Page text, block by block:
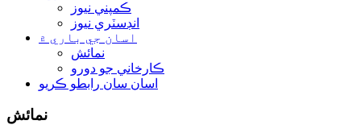
ڪمپني نيوز
انڊسٽري نيوز
اسان جي باري ۾
نمائش
ڪارخاني جو دورو
اسان سان رابطو ڪريو
نمائش